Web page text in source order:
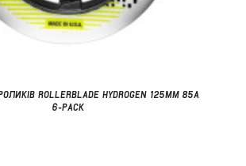
ROLLERBLADE HYDROGEN 125MM 85А
6-PACK